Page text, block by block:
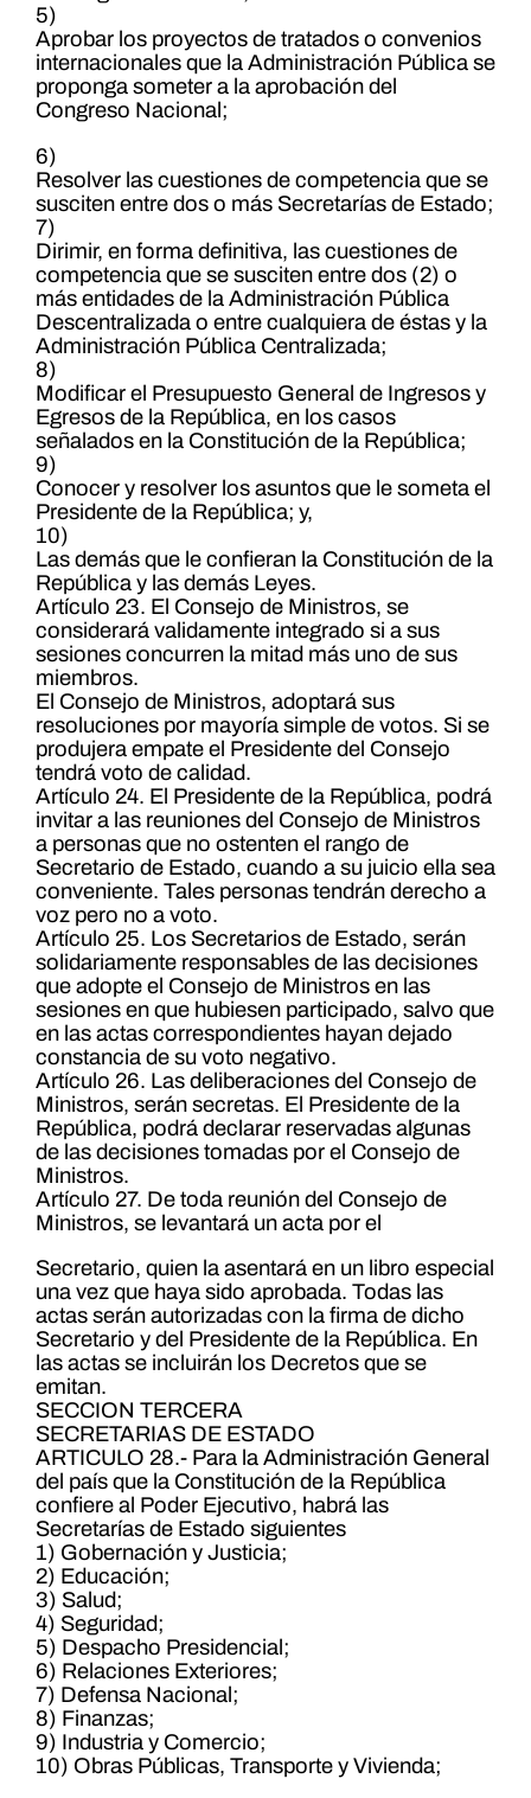
5)
Aprobar los proyectos de tratados o convenios
internacionales que la Administración Pública se
proponga someter a la aprobación del
Congreso Nacional;
6)
Resolver las cuestiones de competencia que se
susciten entre dos o más Secretarías de Estado;
7)
Dirimir, en forma definitiva, las cuestiones de
competencia que se susciten entre dos (2) o
más entidades de la Administración Pública
Descentralizada o entre cualquiera de éstas y la
Administración Pública Centralizada;
8)
Modificar el Presupuesto General de Ingresos y
Egresos de la República, en los casos
señalados en la Constitución de la República;
9)
Conocer y resolver los asuntos que le someta el
Presidente de la República; y,
10)
Las demás que le confieran la Constitución de la
República y las demás Leyes.
Artículo 23. El Consejo de Ministros, se
considerará validamente integrado si a sus
sesiones concurren la mitad más uno de sus
miembros.
El Consejo de Ministros, adoptará sus
resoluciones por mayoría simple de votos. Si se
produjera empate el Presidente del Consejo
tendrá voto de calidad.
Artículo 24. El Presidente de la República, podrá
invitar a las reuniones del Consejo de Ministros
a personas que no ostenten el rango de
Secretario de Estado, cuando a su juicio ella sea
conveniente. Tales personas tendrán derecho a
voz pero no a voto.
Artículo 25. Los Secretarios de Estado, serán
solidariamente responsables de las decisiones
que adopte el Consejo de Ministros en las
sesiones en que hubiesen participado, salvo que
en las actas correspondientes hayan dejado
constancia de su voto negativo.
Artículo 26. Las deliberaciones del Consejo de
Ministros, serán secretas. El Presidente de la
República, podrá declarar reservadas algunas
de las decisiones tomadas por el Consejo de
Ministros.
Artículo 27. De toda reunión del Consejo de
Ministros, se levantará un acta por el
Secretario, quien la asentará en un libro especial
una vez que haya sido aprobada. Todas las
actas serán autorizadas con la firma de dicho
Secretario y del Presidente de la República. En
las actas se incluirán los Decretos que se
emitan.
SECCION TERCERA
SECRETARIAS DE ESTADO
ARTICULO 28.- Para la Administración General
del país que la Constitución de la República
confiere al Poder Ejecutivo, habrá las
Secretarías de Estado siguientes
1) Gobernación y Justicia;
2) Educación;
3) Salud;
4) Seguridad;
5) Despacho Presidencial;
6) Relaciones Exteriores;
7) Defensa Nacional;
8) Finanzas;
9) Industria y Comercio;
10) Obras Públicas, Transporte y Vivienda;